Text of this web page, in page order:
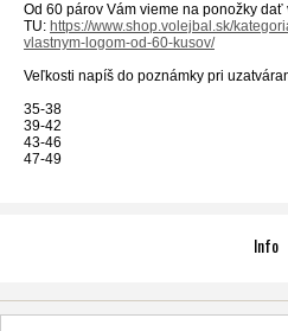
Od 60 párov Vám vieme na ponožky
TU: https://www.shop.volejbal.sk/
vlastnym-logom-od-60-kusov/
Veľkosti napíš do poznámky pri
35-38
39-42
43-46
47-49
Info